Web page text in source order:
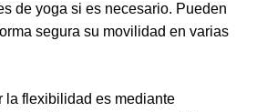
de yoga si es necesario. Pueden
segura su movilidad en varias
la flexibilidad es mediante